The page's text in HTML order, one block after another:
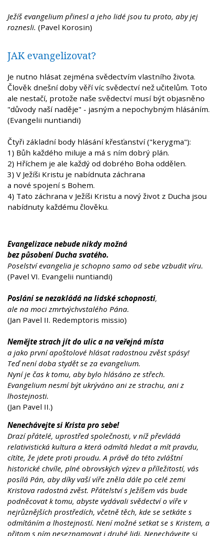
Ježíš evangelium přinesl a jeho lidé jsou tu proto, aby jej
roznesli. (Pavel Korosin)
JAK evangelizovat?
Je nutno hlásat zejména svědectvím vlastního života.
Člověk dnešní doby věří víc svědectví než učitelům. Toto
ale nestačí, protože naše svědectví musí být objasněno
"důvody naší naděje" - jasným a nepochybným hlásáním.
(Evangelii nuntiandi)
Čtyři základní body hlásání křesťanství ("kerygma"):
1) Bůh každého miluje a má s ním dobrý plán.
2) Hříchem je ale každý od dobrého Boha oddělen.
3) V Ježíši Kristu je nabídnuta záchrana
a nové spojení s Bohem.
4) Tato záchrana v Ježíši Kristu a nový život z Ducha jsou
nabídnuty každému člověku.
Evangelizace nebude nikdy možná
bez působení Ducha svatého.
Poselství evangelia je schopno samo od sebe vzbudit víru.
(Pavel VI. Evangelii nuntiandi)
Poslání se nezakládá na lidské schopnosti,
ale na moci zmrtvýchvstalého Pána.
(Jan Pavel II. Redemptoris missio)
Nemějte strach jít do ulic a na veřejná místa
a jako první apoštolové hlásat radostnou zvěst spásy!
Teď není doba stydět se za evangelium.
Nyní je čas k tomu, aby bylo hlásáno ze střech.
Evangelium nesmí být ukrýváno ani ze strachu, ani z
lhostejnosti.
(Jan Pavel II.)
Nenechávejte si Krista pro sebe!
Drazí přátelé, uprostřed společnosti, v níž převládá
relativistická kultura a která odmítá hledat a mít pravdu,
cítíte, že jdete proti proudu. A právě do této zvláštní
historické chvíle, plné obrovských výzev a příležitostí, vás
posílá Pán, aby díky vaší víře zněla dále po celé zemi
Kristova radostná zvěst. Přátelství s Ježíšem vás bude
podněcovat k tomu, abyste vydávali svědectví o víře v
nejrůznějších prostředích, včetně těch, kde se setkáte s
odmítáním a lhostejností. Není možné setkat se s Kristem, a
přitom s ním neseznamovat i druhé lidi. Nenechávejte si